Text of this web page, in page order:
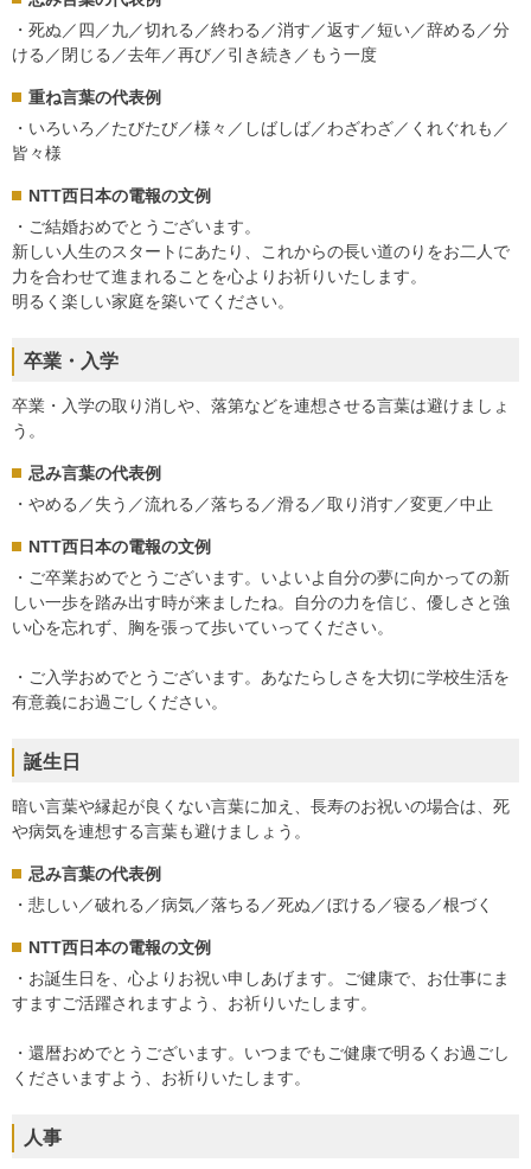
・死ぬ／四／九／切れる／終わる／消す／返す／短い／辞める／分
ける／閉じる／去年／再び／引き続き／もう一度
重ね言葉の代表例
・いろいろ／たびたび／様々／しばしば／わざわざ／くれぐれも／
皆々様
NTT西日本の電報の文例
・ご結婚おめでとうございます。
新しい人生のスタートにあたり、これからの長い道のりをお二人で
力を合わせて進まれることを心よりお祈りいたします。
明るく楽しい家庭を築いてください。
卒業・入学
卒業・入学の取り消しや、落第などを連想させる言葉は避けましょ
う。
忌み言葉の代表例
・やめる／失う／流れる／落ちる／滑る／取り消す／変更／中止
NTT西日本の電報の文例
・ご卒業おめでとうございます。いよいよ自分の夢に向かっての新
しい一歩を踏み出す時が来ましたね。自分の力を信じ、優しさと強
い心を忘れず、胸を張って歩いていってください。
・ご入学おめでとうございます。あなたらしさを大切に学校生活を
有意義にお過ごしください。
誕生日
暗い言葉や縁起が良くない言葉に加え、長寿のお祝いの場合は、死
や病気を連想する言葉も避けましょう。
忌み言葉の代表例
・悲しい／破れる／病気／落ちる／死ぬ／ぼける／寝る／根づく
NTT西日本の電報の文例
・お誕生日を、心よりお祝い申しあげます。ご健康で、お仕事にま
すますご活躍されますよう、お祈りいたします。
・還暦おめでとうございます。いつまでもご健康で明るくお過ごし
くださいますよう、お祈りいたします。
人事